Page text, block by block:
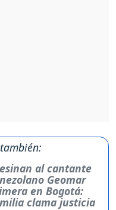
al cantante
Geomar
en Bogotá:
clama justicia